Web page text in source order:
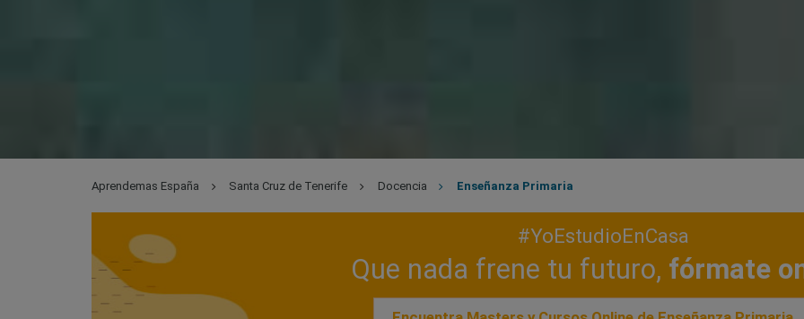
Aprendemas España Santa Cruz de Tenerife Docencia Enseñanza Primaria
#YoEstudioEnCasa
Que nada frene tu futuro, fórmate